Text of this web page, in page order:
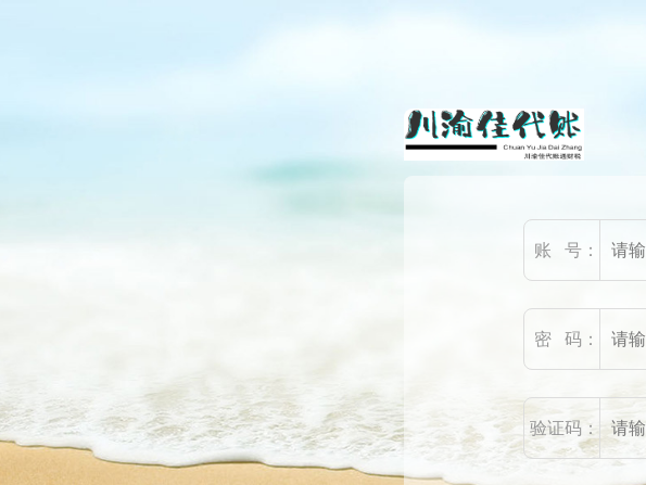
账 号：
密 码：
验证码：